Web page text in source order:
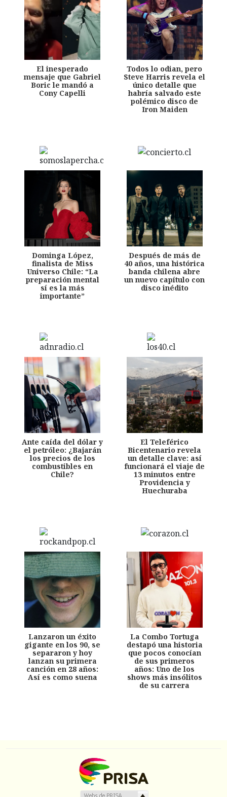
El inesperado
mensaje que Gabriel
Boric le mandó a
Cony Capelli
Todos lo odian, pero
Steve Harris revela el
único detalle que
habría salvado este
polémico disco de
Iron Maiden
Dominga López,
finalista de Miss
Universo Chile: “La
preparación mental
sí es la más
importante”
Después de más de
40 años, una histórica
banda chilena abre
un nuevo capítulo con
disco inédito
Ante caída del dólar y
el petróleo: ¿Bajarán
los precios de los
combustibles en
Chile?
El Teleférico
Bicentenario revela
un detalle clave: así
funcionará el viaje de
13 minutos entre
Providencia y
Huechuraba
Lanzaron un éxito
gigante en los 90, se
separaron y hoy
lanzan su primera
canción en 28 años:
Así es como suena
La Combo Tortuga
destapó una historia
que pocos conocían
de sus primeros
años: Uno de los
shows más insólitos
de su carrera